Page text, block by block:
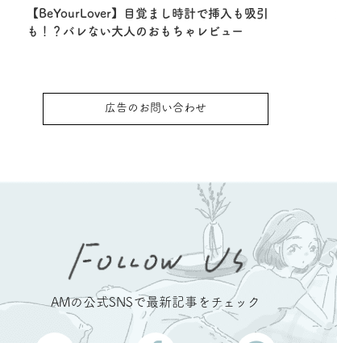
【BeYourLover】目覚まし時計で挿入も吸引
も！？バレない大人のおもちゃレビュー
広告のお問い合わせ
AMの公式SNSで最新記事をチェック